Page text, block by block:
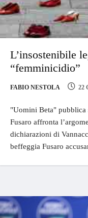
L’insostenibile
“femminicidio”
FABIO NESTOLA 22
"Uomini Beta"
Fusaro affronta
dichiarazioni di
beffeggia Fusaro